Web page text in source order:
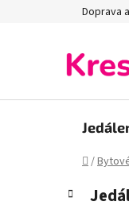
Doprava
Domov
/
B
Preskočiť
kategórie
K
a